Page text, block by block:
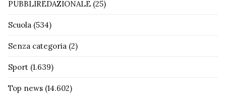
PUBBLIREDAZIONALE (25)
Scuola (534)
Senza categoria (2)
Sport (1.639)
Top news (14.602)